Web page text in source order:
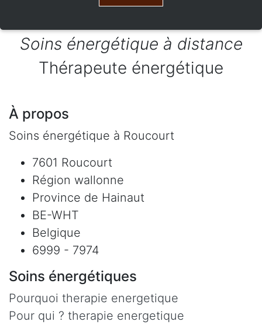
Soins énergétique à distance
Thérapeute énergétique
À propos
Soins énergétique à Roucourt
7601 Roucourt
Région wallonne
Province de Hainaut
BE-WHT
Belgique
6999 - 7974
Soins énergétiques
Pourquoi therapie energetique
Pour qui ? therapie energetique